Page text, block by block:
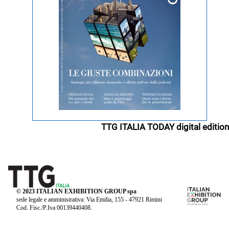
TTG ITALIA TODAY digital edition
© 2023 ITALIAN EXHIBITION GROUP spa
sede legale e amministrativa: Via Emilia, 155 - 47921 Rimini
Cod. Fisc./P.Iva 00139440408.